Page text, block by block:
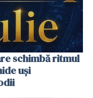
schimbă ritmul
uși